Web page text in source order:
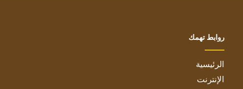
روابط تهمك
الرئيسية
الإنترنت